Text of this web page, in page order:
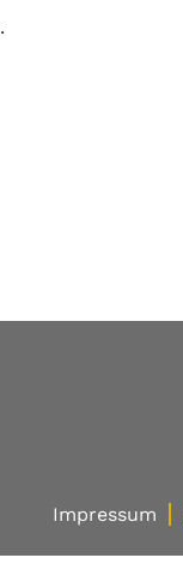
Impressum